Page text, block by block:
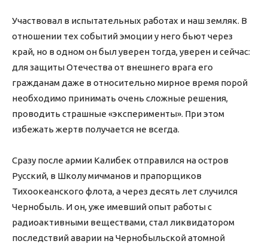
Участвовал в испытательных работах и наш земляк. В
отношении тех событий эмоции у него бьют через
край, но в одном он был уверен тогда, уверен и сейчас:
для защиты Отечества от внешнего врага его
гражданам даже в относительно мирное время порой
необходимо принимать очень сложные решения,
проводить страшные «эксперименты». При этом
избежать жертв получается не всегда.
Сразу после армии Калибек отправился на остров
Русский, в Школу мичманов и прапорщиков
Тихоокеанского флота, а через десять лет случился
Чернобыль. И он, уже имевший опыт работы с
радиоактивными веществами, стал ликвидатором
последствий аварии на Чернобыльской атомной